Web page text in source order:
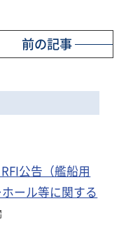
前の記事
公告（艦船用
ール等に関する